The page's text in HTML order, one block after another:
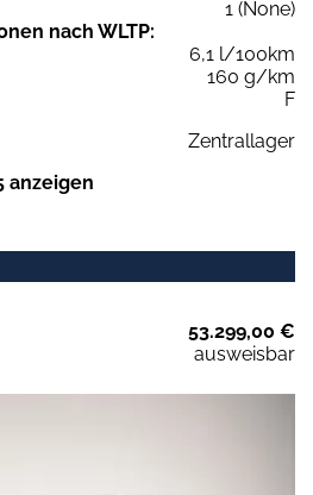
1 (None)
nach WLTP:
6,1 l/100km
160 g/km
F
Zentrallager
anzeigen
53.299,00 €
ausweisbar